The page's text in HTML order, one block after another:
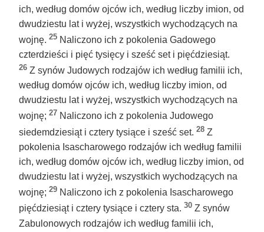
ich, według domów ojców ich, według liczby imion, od
dwudziestu lat i wyżej, wszystkich wychodzących na
wojnę. 25 Naliczono ich z pokolenia Gadowego
czterdzieści i pięć tysięcy i sześć set i pięćdziesiąt.
26 Z synów Judowych rodzajów ich według familii ich,
według domów ojców ich, według liczby imion, od
dwudziestu lat i wyżej, wszystkich wychodzących na
wojnę; 27 Naliczono ich z pokolenia Judowego
siedemdziesiąt i cztery tysiące i sześć set. 28 Z
pokolenia Isascharowego rodzajów ich według familii
ich, według domów ojców ich, według liczby imion, od
dwudziestu lat i wyżej, wszystkich wychodzących na
wojnę; 29 Naliczono ich z pokolenia Isascharowego
pięćdziesiąt i cztery tysiące i cztery sta. 30 Z synów
Zabulonowych rodzajów ich według familii ich,